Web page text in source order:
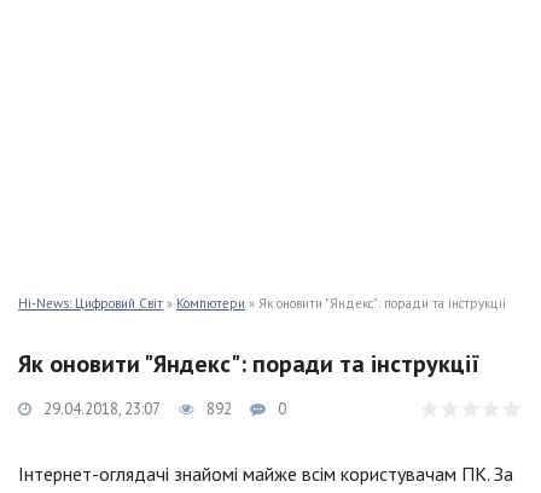
Hi-News: Цифровий Світ » Компютери » Як оновити "Яндекс": поради та інструкції
Як оновити "Яндекс": поради та інструкції
29.04.2018, 23:07 892 0
Інтернет-оглядачі знайомі майже всім користувачам ПК. За